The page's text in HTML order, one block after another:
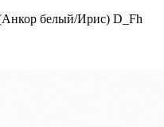
белый/Ирис) D_Fh